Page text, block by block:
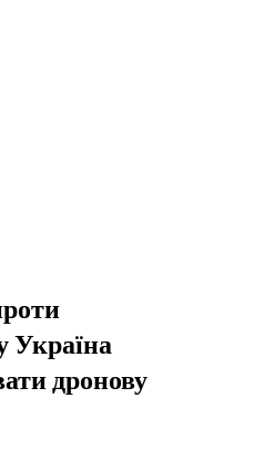
Україна
дронову